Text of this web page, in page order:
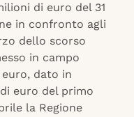
di euro del 31
in confronto agli
dello scorso
in campo
dato in
euro del primo
la Regione